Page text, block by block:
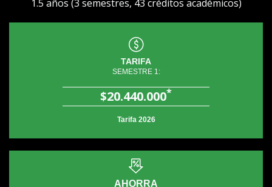
1.5 años (3 semestres, 43 créditos académicos)
TARIFA
SEMESTRE 1:
$20.440.000*
Tarifa 2026
AHORRA